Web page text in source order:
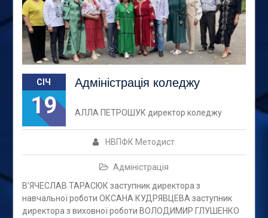
СІЧ
19
Адміністрація коледжу
НВПФК Методист
Адміністрація
АЛЛА ПЕТРОШУК директор коледжу
В’ЯЧЕСЛАВ ТАРАСЮК заступник директора з
навчальної роботи ОКСАНА КУДРЯВЦЕВА заступник
директора з виховної роботи ВОЛОДИМИР ГЛУШЕНКО